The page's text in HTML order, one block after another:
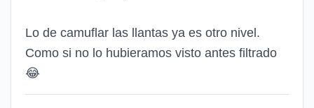
Lo de camuflar las llantas ya es otro nivel.
Como si no lo hubieramos visto antes filtrado
😂